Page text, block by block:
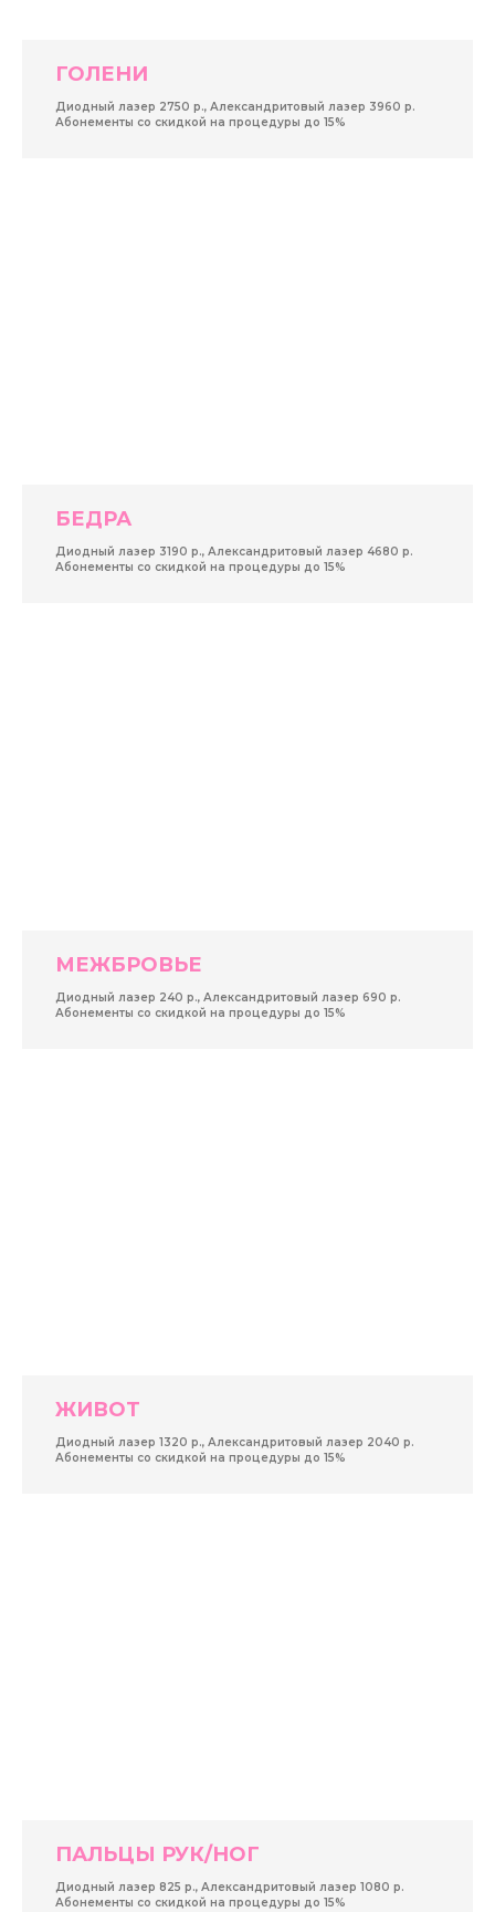
ГОЛЕНИ
Диодный лазер 2750 р., Александритовый лазер 3960 р.
Абонементы со скидкой на процедуры до 15%
БЕДРА
Диодный лазер 3190 р., Александритовый лазер 4680 р.
Абонементы со скидкой на процедуры до 15%
МЕЖБРОВЬЕ
Диодный лазер 240 р., Александритовый лазер 690 р.
Абонементы со скидкой на процедуры до 15%
ЖИВОТ
Диодный лазер 1320 р., Александритовый лазер 2040 р.
Абонементы со скидкой на процедуры до 15%
ПАЛЬЦЫ РУК/НОГ
Диодный лазер 825 р., Александритовый лазер 1080 р.
Абонементы со скидкой на процедуры до 15%